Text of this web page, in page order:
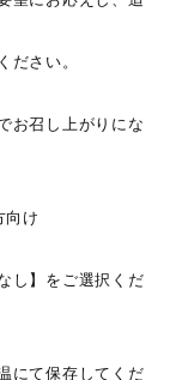
ださい。
お召し上がりにな
向け
し】をご選択くだ
にて保存してくだ